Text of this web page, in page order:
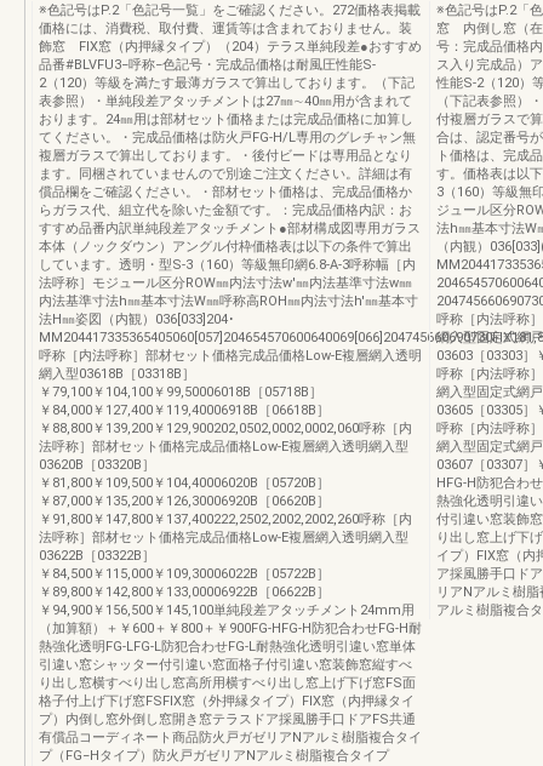
※色記号はP.2「色記号一覧」をご確認ください。272価格表掲載
価格には、消費税、取付費、運賃等は含まれておりません。装
飾窓 FIX窓（内押縁タイプ）（204）テラス単純段差●おすすめ
品番#BLVFU3−呼称−色記号・完成品価格は耐風圧性能S-
2（120）等級を満たす最薄ガラスで算出しております。（下記
表参照）・単純段差アタッチメントは27㎜∼40㎜用が含まれて
おります。24㎜用は部材セット価格または完成品価格に加算し
てください。・完成品価格は防火戸FG-H/L専用のグレチャン無
複層ガラスで算出しております。・後付ビードは専用品となり
ます。同梱されていませんので別途ご注文ください。詳細は有
償品欄をご確認ください。・部材セット価格は、完成品価格か
らガラス代、組立代を除いた金額です。：完成品価格内訳：お
すすめ品番内訳単純段差アタッチメント●部材構成図専用ガラス
本体（ノックダウン）アングル付枠価格表は以下の条件で算出
しています。透明・型S-3（160）等級無印網6.8-A-3呼称幅［内
法呼称］モジュール区分ROW㎜内法寸法w'㎜内法基準寸法w㎜
内法基準寸法h㎜基本寸法W㎜呼称高ROH㎜内法寸法h'㎜基本寸
法H㎜姿図（内観）036[033]204･
呼称［内法呼称］部材セット価格完成品価格Low-E複層網入透明
網入型03618B［03318B］
￥79,100￥104,100￥99,50006018B［05718B］
￥84,000￥127,400￥119,40006918B［06618B］
￥88,800￥139,200￥129,900202,0502,0002,0002,060呼称［内
法呼称］部材セット価格完成品価格Low-E複層網入透明網入型
03620B［03320B］
￥81,800￥109,500￥104,40006020B［05720B］
￥87,000￥135,200￥126,30006920B［06620B］
￥91,800￥147,800￥137,400222,2502,2002,2002,260呼称［内
法呼称］部材セット価格完成品価格Low-E複層網入透明網入型
03622B［03322B］
￥84,500￥115,000￥109,30006022B［05722B］
￥89,800￥142,800￥133,00006922B［06622B］
￥94,900￥156,500￥145,100単純段差アタッチメント24mm用
（加算額）＋￥600＋￥800＋￥900FG-HFG-H防犯合わせFG-H耐
熱強化透明FG-LFG-L防犯合わせFG-L耐熱強化透明引違い窓単体
引違い窓シャッター付引違い窓面格子付引違い窓装飾窓縦すべ
り出し窓横すべり出し窓高所用横すべり出し窓上げ下げ窓FS面
格子付上げ下げ窓FSFIX窓（外押縁タイプ）FIX窓（内押縁タイ
プ）内倒し窓外倒し窓開き窓テラスドア採風勝手口ドアFS共通
有償品コーディネート商品防火戸ガゼリアNアルミ樹脂複合タイ
プ（FG−Hタイプ）防火戸ガゼリアNアルミ樹脂複合タイプ
※色記号はP.2「
窓 内倒し窓（在
号：完成品価格
ス入り完成品）
性能S-2（120）
（下記表参照）
付複層ガラスで
合は、認定番号
ト価格は、完成
す。価格表は以
3（160）等級無
ジュール区分
法h㎜基本寸法W
（内観）
呼称［内法呼称
網入型固定式網戸
03603［03303］
呼称［内法呼称
網入型固定式網戸
03605［03305］
呼称［内法呼称
網入型固定式網戸
03607［03307］
HFG-H防犯合わ
熱強化透明引違
付引違い窓装飾
り出し窓上げ下
イプ）FIX窓（内
ア採風勝手口ド
リアNアルミ樹
アルミ樹脂複合